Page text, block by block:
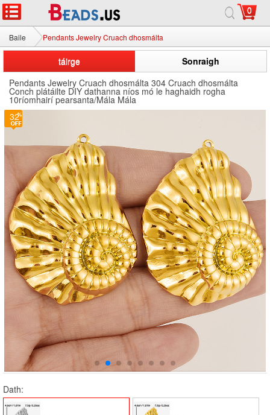
0
Baile Pendants Jewelry Cruach dhosmálta
táirge
Sonraigh
Pendants Jewelry Cruach dhosmálta 304 Cruach dhosmálta
Conch plátáilte DIY dathanna níos mó le haghaidh rogha
10ríomhairí pearsanta/Mála Mála
32
Dath: